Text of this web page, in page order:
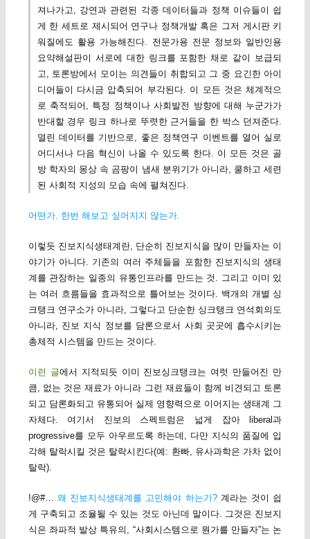
져나가고, 강연과 관련된 각종 데이터들과 정책 이슈들이 쉽
게 한 세트로 제시되어 연구나 정책개발 혹은 그저 게시판 키
워질에도 활용 가능해진다. 전문가용 전문 정보와 일반인용
요약해설판이 서로에 대한 링크를 포함한 채로 같이 보급되
고, 토론방에서 모이는 의견들이 취합되고 그 중 요긴한 아이
디어들이 다시금 압축되어 부각된다. 이 모든 것은 체계적으
로 축적되어, 특정 정책이나 사회발전 방향에 대해 누군가가
반대할 경우 링크 하나로 뚜렷한 근거들을 한 박스 던져준다.
열린 데이터를 기반으로, 좋은 정책연구 이벤트를 열어 실로
어디서나 다음 혁신이 나올 수 있도록 한다. 이 모든 것은 골
방 학자의 몽상 속 곰팡이 냄새 분위기가 아니라, 쿨하고 세련
된 사회적 지성의 모습 속에 펼쳐진다.
어떤가. 한번 해보고 싶어지지 않는가.
이렇듯 진보지식생태계란, 단순히 진보지식을 많이 만들자는 이
야기가 아니다. 기존의 여러 주체들을 포함한 진보지식의 생태
계를 관장하는 일종의 유통인프라를 만드는 것. 그리고 이미 있
는 여러 흐름들을 효과적으로 틀어보는 것이다. 백개의 개별 싱
크탱크 연구소가 아니라, 그렇다고 단순한 싱크탱크 연석회의도
아니라, 진보 지식 정보를 담론으로서 사회 곳곳에 흡수시키는
총체적 시스템을 만드는 것이다.
이런 글에서 지적되듯 이미 진보싱크탱크는 여럿 만들어진 만
큼, 없는 것은 재료가 아니라 그런 재료들이 함께 비견되고 토론
되고 담론화되고 유통되어 실제 영향력으로 이어지는 생태계 그
자체다. 여기서 진보의 스펙트럼은 넓게 잡아 liberal과
progressive를 모두 아우르도록 하는데, 다만 지식의 품질에 입
각해 탈락시킬 것은 탈락시킨다(예: 환빠, 유사과학은 가차 없이
탈락).
!@#… 왜 진보지식생태계를 고민해야 하는가?계라는 것이 쉽
게 구축되고 조율될 수 있는 것도 아닌데 말이다. 그것은 진보지
식은 좌파적 발상 특유의, “사회시스템으로 뭔가를 만들자”는 논